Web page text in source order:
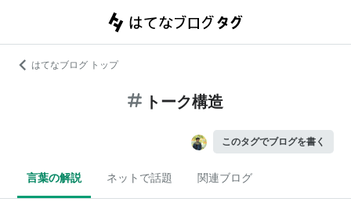
はてなブログ トップ
トーク構造
このタグでブログを書く
言葉の解説 ネットで話題 関連ブログ